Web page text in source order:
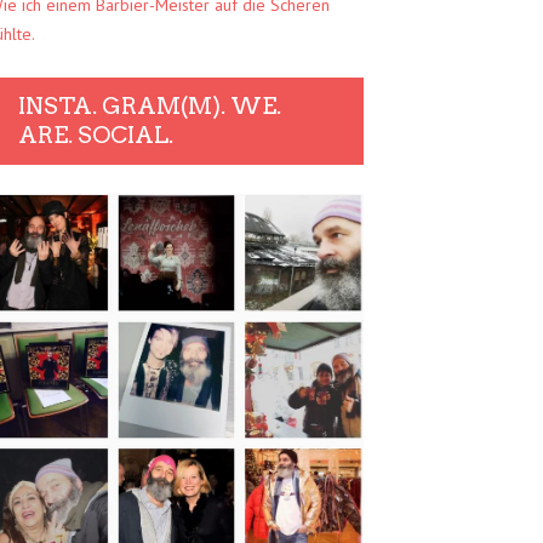
ich einem Barbier-Meister auf die Scheren
INSTA. GRAM(M). WE.
ARE. SOCIAL.